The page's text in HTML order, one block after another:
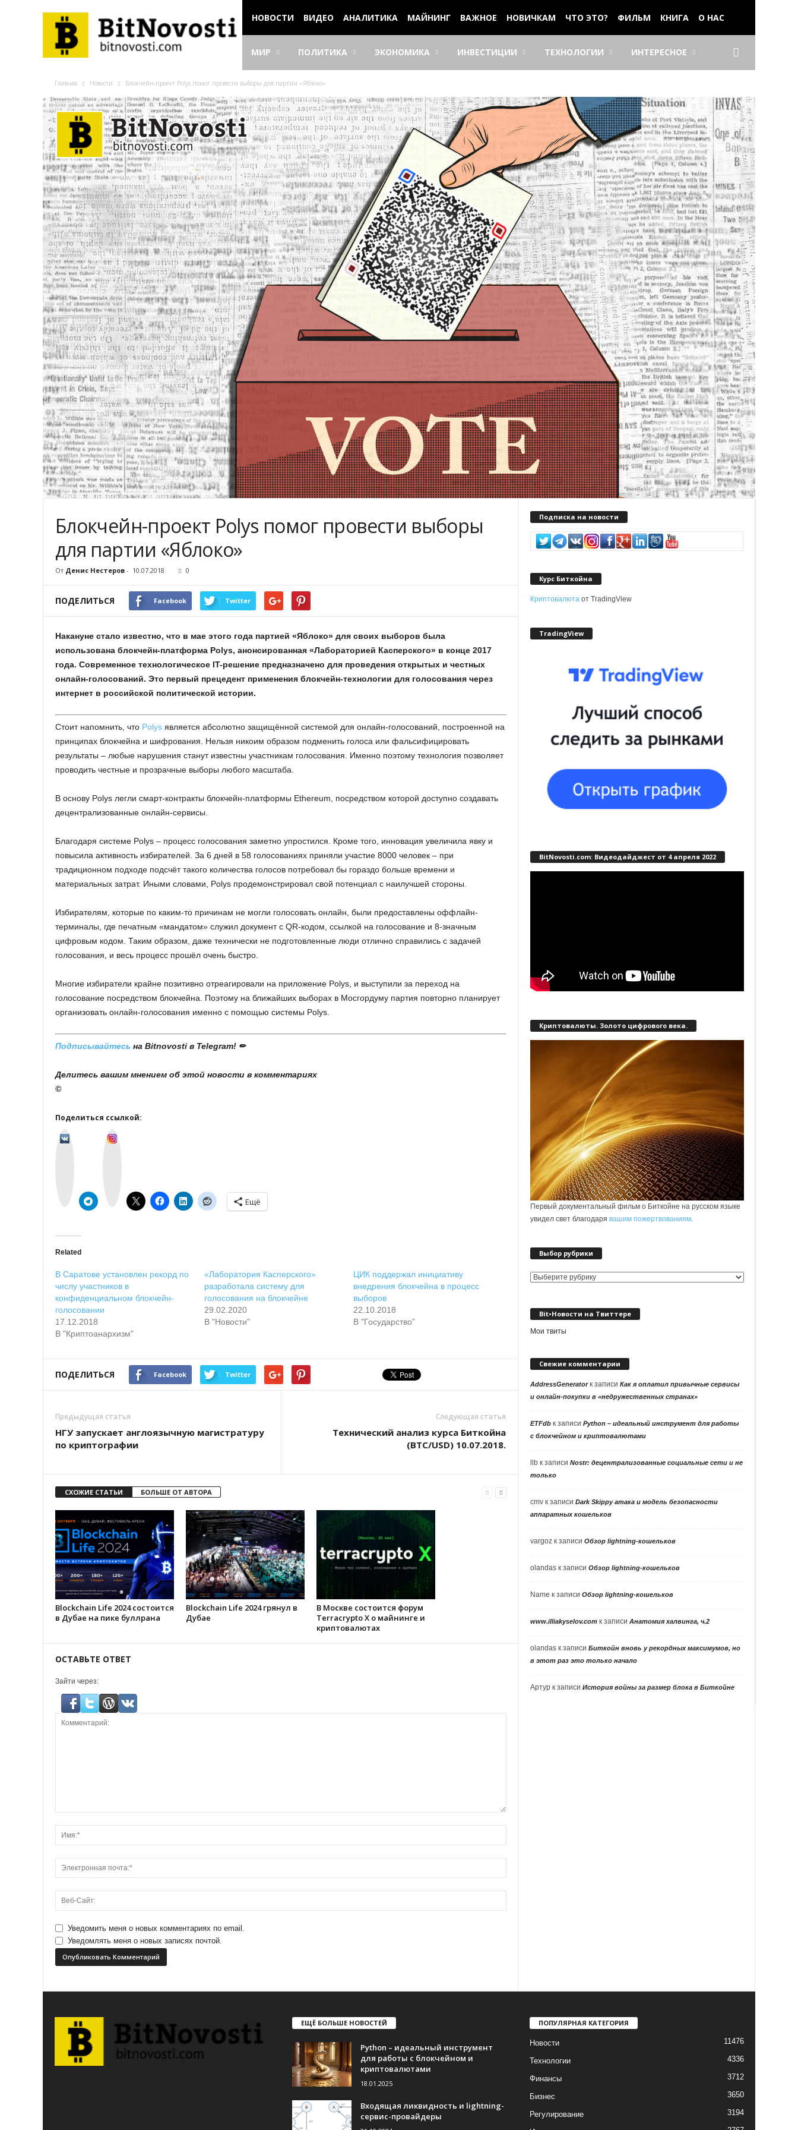
НОВОСТИ ВИДЕО АНАЛИТИКА МАЙНИНГ ВАЖНОЕ НОВИЧКАМ ЧТО ЭТО? ФИЛЬМ КНИГА О НАС
МИР ПОЛИТИКА ЭКОНОМИКА ИНВЕСТИЦИИ ТЕХНОЛОГИИ ИНТЕРЕСНОЕ
Главная Новости Блокчейн-проект Polys помог провести выборы для партии «Яблоко»
Блокчейн-проект Polys помог провести выборы
для партии «Яблоко»
От Денис Нестеров - 10.07.2018 0
ПОДЕЛИТЬСЯ Facebook Twitter
Накануне стало известно, что в мае этого года партией «Яблоко» для своих выборов была
использована блокчейн-платформа Polys, анонсированная «Лабораторией Касперского» в конце 2017
года. Современное технологическое IT-решение предназначено для проведения открытых и честных
онлайн-голосований. Это первый прецедент применения блокчейн-технологии для голосования через
интернет в российской политической истории.
Стоит напомнить, что Polys является абсолютно защищённой системой для онлайн-голосований, построенной на
принципах блокчейна и шифрования. Нельзя никоим образом подменить голоса или фальсифицировать
результаты – любые нарушения станут известны участникам голосования. Именно поэтому технология позволяет
проводить честные и прозрачные выборы любого масштаба.
В основу Polys легли смарт-контракты блокчейн-платформы Ethereum, посредством которой доступно создавать
децентрализованные онлайн-сервисы.
Благодаря системе Polys – процесс голосования заметно упростился. Кроме того, инновация увеличила явку и
повысила активность избирателей. За 6 дней в 58 голосованиях приняли участие 8000 человек – при
традиционном подходе подсчёт такого количества голосов потребовал бы гораздо больше времени и
материальных затрат. Иными словами, Polys продемонстрировал свой потенциал с наилучшей стороны.
Избирателям, которые по каким-то причинам не могли голосовать онлайн, были предоставлены оффлайн-
терминалы, где печатным «мандатом» служил документ с QR-кодом, ссылкой на голосование и 8-значным
цифровым кодом. Таким образом, даже технически не подготовленные люди отлично справились с задачей
голосования, и весь процесс прошёл очень быстро.
Многие избиратели крайне позитивно отреагировали на приложение Polys, и выступили за переход на
голосование посредством блокчейна. Поэтому на ближайших выборах в Мосгордуму партия повторно планирует
организовать онлайн-голосования именно с помощью системы Polys.
Подписывайтесь на Bitnovosti в Telegram! ✏
Делитесь вашим мнением об этой новости в комментариях
©
Поделиться ссылкой:
Ещё
Related
В Саратове установлен рекорд по
числу участников в
конфиденциальном блокчейн-
голосовании
17.12.2018
В "Криптоанархизм"
«Лаборатория Касперского»
разработала систему для
голосования на блокчейне
29.02.2020
В "Новости"
ЦИК поддержал инициативу
внедрения блокчейна в процесс
выборов
22.10.2018
В "Государство"
ПОДЕЛИТЬСЯ Facebook Twitter
Предыдущая статья
НГУ запускает англоязычную магистратуру
по криптографии
Следующая статья
Технический анализ курса Биткойна
(BTC/USD) 10.07.2018.
СХОЖИЕ СТАТЬИ БОЛЬШЕ ОТ АВТОРА
Blockchain Life 2024 состоится
в Дубае на пике буллрана
Blockchain Life 2024 грянул в
Дубае
В Москве состоится форум
Terracrypto X о майнинге и
криптовалютах
ОСТАВЬТЕ ОТВЕТ
Зайти через:
Уведомить меня о новых комментариях по email.
Уведомлять меня о новых записях почтой.
Подписка на новости
Курс Биткойна
Криптовалюта от TradingView
TradingView
BitNovosti.com: Видеодайджест от 4 апреля 2022
Криптовалюты. Золото цифрового века.
Первый документальный фильм о Биткойне на русском языке
увидел свет благодарявашим пожертвованиям.
Выбор рубрики
Выбор
Bit•Новости на Твиттере
Мои твиты
Свежие комментарии
AddressGeneratorк записиКак я оплатил привычные сервисы
и онлайн-покупки в «недружественных странах»
ETFdb к записиPython – идеальный инструмент для работы
с блокчейном и криптовалютами
llb к записиNostr: децентрализованные социальные сети и не
только
cmv к записиDark Skippy атака и модель безопасности
аппаратных кошельков
vargoz к записиОбзор lightning-кошельков
olandas к записиОбзор lightning-кошельков
Name к записиОбзор lightning-кошельков
www.illiakyselov.com к записиАнатомия халвинга, ч.2
olandas к записиБиткойн вновь у рекордных максимумов, но
в этот раз это только начало
Артур к записиИстория войны за размер блока в Биткойне
ЕЩЁ БОЛЬШЕ НОВОСТЕЙ
Python – идеальный инструмент
для работы с блокчейном и
криптовалютами
18.01.2025
Входящая ликвидность и lightning-
сервис-провайдеры
ПОПУЛЯРНАЯ КАТЕГОРИЯ
Новости 11476
Технологии 4336
Финансы 3712
Бизнес 3650
Регулирование 3194